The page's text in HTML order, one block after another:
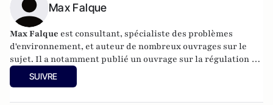
Max Falque
Max Falque est consultant, spécialiste des problèmes
d'environnement, et auteur de nombreux ouvrages sur le
sujet. Il a notamment publié un ouvrage sur la régulation de
la consommation d'eau par l'échange de droits,
réglementation et marché
SUIVRE